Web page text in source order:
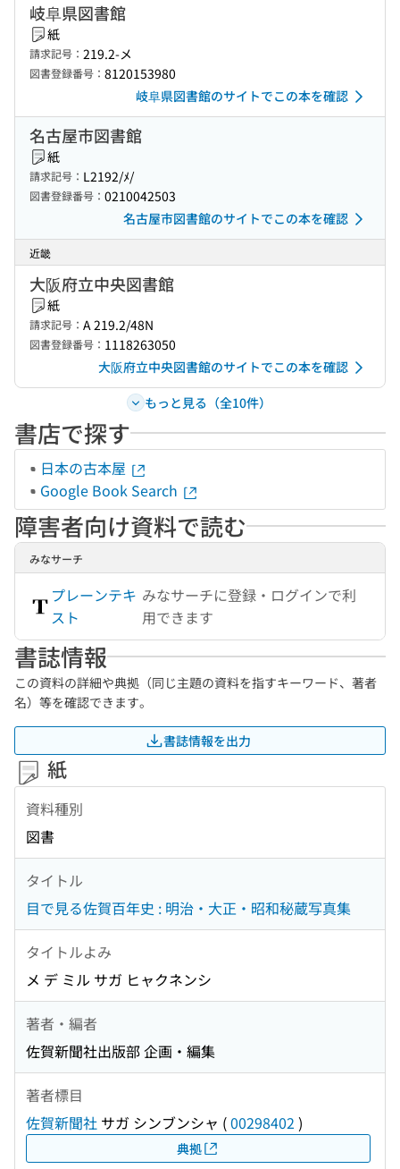
岐阜県図書館
紙
請求記号： 219.2-メ
図書登録番号： 8120153980
岐阜県図書館のサイトでこの本を確認
名古屋市図書館
紙
請求記号： L2192/ﾒ/
図書登録番号： 0210042503
名古屋市図書館のサイトでこの本を確認
近畿
大阪府立中央図書館
紙
請求記号： A 219.2/48N
図書登録番号： 1118263050
大阪府立中央図書館のサイトでこの本を確認
もっと見る（全10件）
書店で探す
日本の古本屋
Google Book Search
障害者向け資料で読む
みなサーチ
プレーンテキ
スト
みなサーチに登録・ログインで利
用できます
書誌情報
この資料の詳細や典拠（同じ主題の資料を指すキーワード、著者
名）等を確認できます。
書誌情報を出力
紙
資料種別
図書
タイトル
目で見る佐賀百年史 : 明治・大正・昭和秘蔵写真集
タイトルよみ
メ デ ミル サガ ヒャクネンシ
著者・編者
佐賀新聞社出版部 企画・編集
著者標目
佐賀新聞社 サガ シンブンシャ (00298402 )
典拠